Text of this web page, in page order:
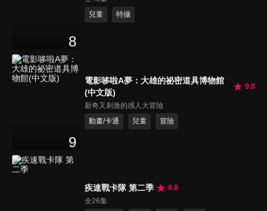
8
兒童
特攝
9
電影哆啦A夢：大雄的祕密道具博物館
(中文版)
9.8
新奇又刺激的感人大冒險
動畫/卡通
兒童 冒險
疾速戰卡隊 第二季
8.8
全26集